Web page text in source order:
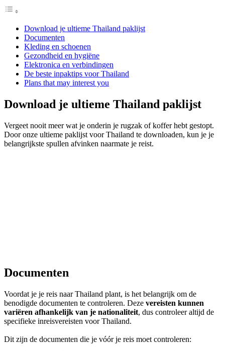
Download je ultieme Thailand paklijst
Documenten
Kleding en schoenen
Gezondheid en hygiëne
Elektronica en verbindingen
De beste inpaktips voor Thailand
Plans that may interest you
Download je ultieme Thailand paklijst
Vergeet nooit meer wat je onderin je rugzak of koffer hebt gestopt.
Door onze ultieme paklijst voor Thailand te downloaden, kun je je
belangrijkste spullen afvinken naarmate je reist.
Documenten
Voordat je je reis naar Thailand plant, is het belangrijk om de
benodigde documenten te controleren. Deze vereisten kunnen
variëren afhankelijk van je nationaliteit, dus controleer altijd de
specifieke inreisvereisten voor Thailand.
Dit zijn de documenten die je vóór je reis moet controleren: